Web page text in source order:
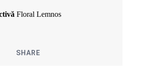
Floral Lemnos
SHARE